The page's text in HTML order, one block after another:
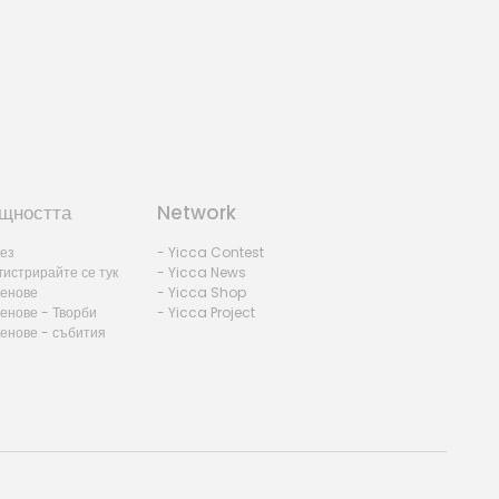
се тук
- Творби
- събития
Network
- Yicca Contest
- Yicca News
- Yicca Shop
- Yicca Project